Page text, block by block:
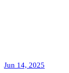
Jun 14, 2025